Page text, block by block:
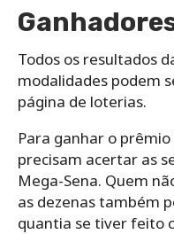
Todos os resultados
modalidades podem
página de loterias.
Para ganhar o
precisam acertar as
Mega-Sena. Quem
as dezenas também
quantia se tiver feito